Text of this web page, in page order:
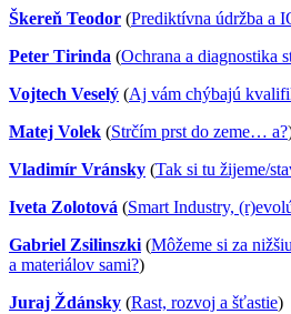
Škereň Teodor (Prediktívna údržba a
Peter Tirinda (Ochrana a diagnostika
Vojtech Veselý (Aj vám chýbajú
Matej Volek (Strčím prst do zeme… a?
Vladimír Vránsky (Tak si tu žijeme/
Iveta Zolotová (Smart Industry,
Gabriel Zsilinszki (Môžeme si za
a materiálov sami?)
Juraj Ždánsky (Rast, rozvoj a šťastie)